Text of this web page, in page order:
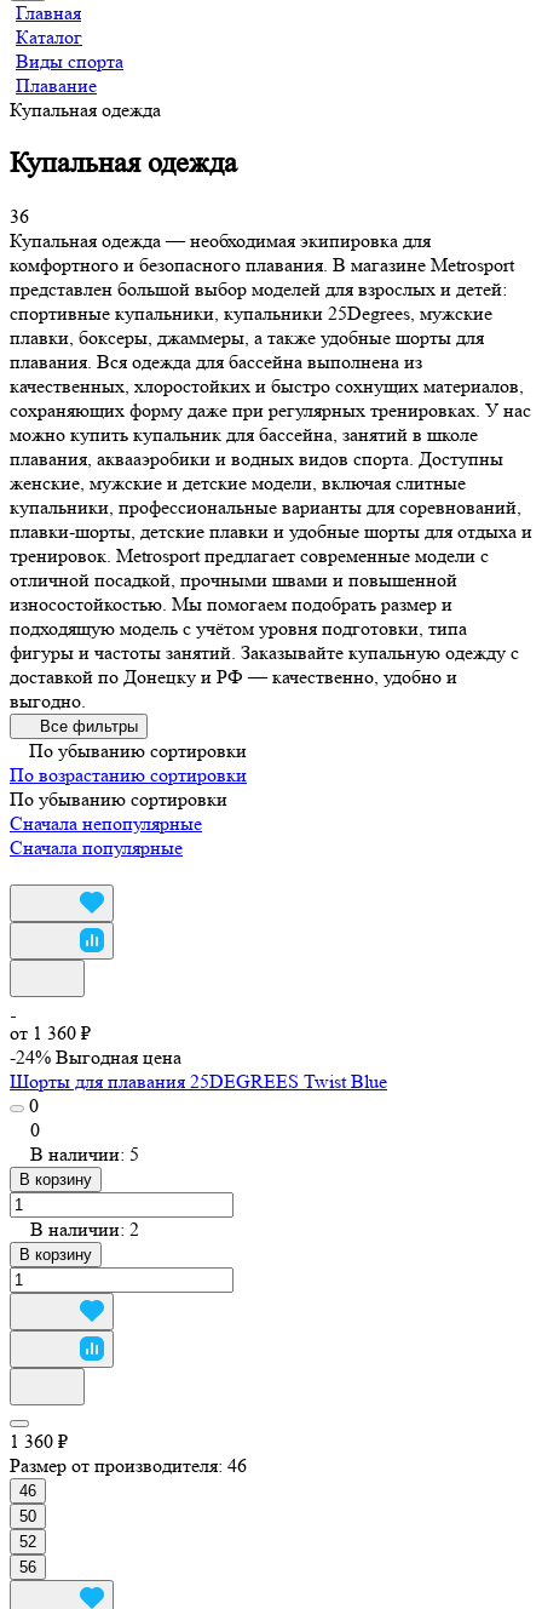
Главная
Каталог
Виды спорта
Плавание
Купальная одежда
Купальная одежда
36
Купальная одежда — необходимая экипировка для
комфортного и безопасного плавания. В магазине Metrosport
представлен большой выбор моделей для взрослых и детей:
спортивные купальники, купальники 25Degrees, мужские
плавки, боксеры, джаммеры, а также удобные шорты для
плавания. Вся одежда для бассейна выполнена из
качественных, хлоростойких и быстро сохнущих материалов,
сохраняющих форму даже при регулярных тренировках. У нас
можно купить купальник для бассейна, занятий в школе
плавания, аквааэробики и водных видов спорта. Доступны
женские, мужские и детские модели, включая слитные
купальники, профессиональные варианты для соревнований,
плавки-шорты, детские плавки и удобные шорты для отдыха и
тренировок. Metrosport предлагает современные модели с
отличной посадкой, прочными швами и повышенной
износостойкостью. Мы помогаем подобрать размер и
подходящую модель с учётом уровня подготовки, типа
фигуры и частоты занятий. Заказывайте купальную одежду с
доставкой по Донецку и РФ — качественно, удобно и
выгодно.
Все фильтры
По убыванию сортировки
По возрастанию сортировки
По убыванию сортировки
Сначала непопулярные
Сначала популярные
от 1 360 ₽
-24% Выгодная цена
Шорты для плавания 25DEGREES Twist Blue
0
0
В наличии: 5
В корзину
В наличии: 2
В корзину
1 360 ₽
Размер от производителя: 46
46
50
52
56